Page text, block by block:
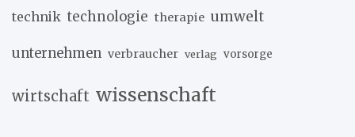
technik technologie therapie umwelt
unternehmen verbraucher verlag vorsorge
wirtschaft wissenschaft